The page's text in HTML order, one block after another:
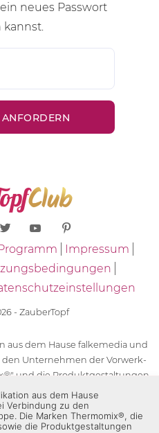
neues Passwort
kannst.
Impressum
- ZauberTopf
aus dem Hause falkemedia und
Unternehmen der Vorwerk-
und die Produktgestaltungen
Marken der Unternehmen
Thermomix®, die Zeichen TM5®,
des Thermomix®
aus dem Hause
Verbindung zu den
Die Marken Thermomix®, die
die Produktgestaltungen